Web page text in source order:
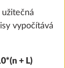
13 100 Kč
vypočítává
+ L)